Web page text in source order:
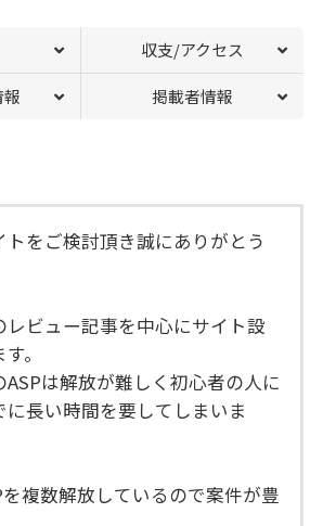
収支/アクセス
掲載者情報
トをご検討頂き誠にありがとう
レビュー記事を中心にサイト設
。
は解放が難しく初心者の人に
に長い時間を要してしまいま
を複数解放しているので案件が豊